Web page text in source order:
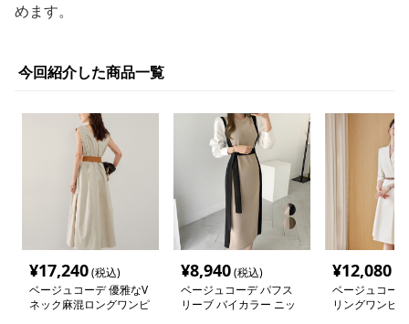
めます。
今回紹介した商品一覧
¥17,240(税込)
ベージュコーデ 優雅なV
ネック麻混ロングワンピ
¥8,940(税込)
ベージュコーデ パフス
リーブ バイカラー ニッ
¥12,080
ベージュコー
リングワンピ